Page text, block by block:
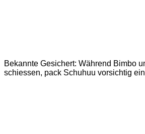
Bekannte Gesichert: Während Bimbo
schiessen, pack Schuhuu vorsichtig